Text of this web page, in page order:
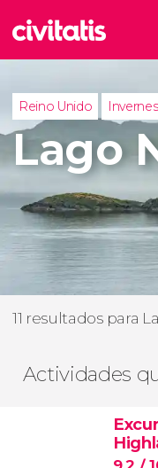
Reino Unido
Lago
11 resultados para
Actividades